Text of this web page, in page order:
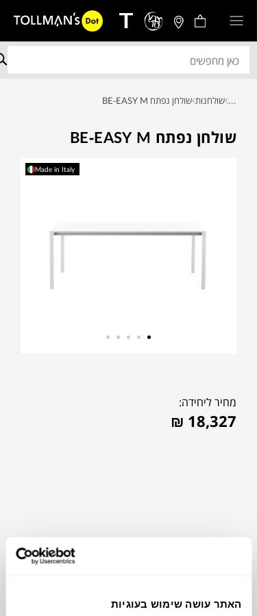
האתר עושה שימוש בעוגיות
... שולחנות שולחן נפתח BE-EASY M
שולחן נפתח BE-EASY M
Made in Italy
מחיר ליחידה:
₪ 18,327
להדמיית AI Design